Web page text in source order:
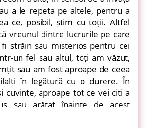
a le repeta pe altele, pentru a
ce, posibil, știm cu toții. Altfel
vreunul dintre lucrurile pe care
străin sau misterios pentru cei
un fel sau altul, toți am văzut,
sau am fost aproape de ceea
în legătură cu o durere. În
cuvinte, aproape tot ce vei citi a
sau arătat înainte de acest